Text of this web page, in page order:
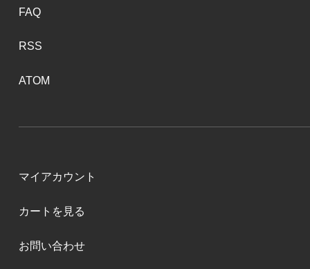
FAQ
RSS
ATOM
マイアカウント
カートを見る
お問い合わせ